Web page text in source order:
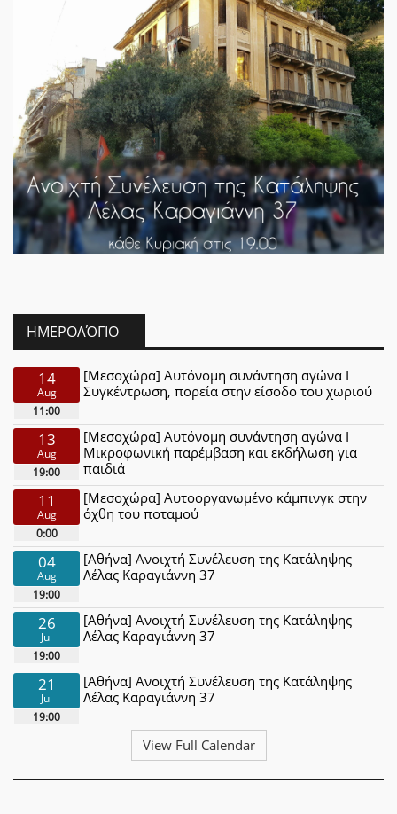
ΗΜΕΡΟΛΌΓΙΟ
14
Aug
11:00
[Μεσοχώρα] Αυτόνομη συνάντηση αγώνα Ι
Συγκέντρωση, πορεία στην είσοδο του χωριού
13
Aug
19:00
[Μεσοχώρα] Αυτόνομη συνάντηση αγώνα Ι
Μικροφωνική παρέμβαση και εκδήλωση για
παιδιά
11
Aug
0:00
[Μεσοχώρα] Αυτοοργανωμένο κάμπινγκ στην
όχθη του ποταμού
04
Aug
19:00
[Αθήνα] Ανοιχτή Συνέλευση της Κατάληψης
Λέλας Καραγιάννη 37
26
Jul
19:00
[Αθήνα] Ανοιχτή Συνέλευση της Κατάληψης
Λέλας Καραγιάννη 37
21
Jul
19:00
[Αθήνα] Ανοιχτή Συνέλευση της Κατάληψης
Λέλας Καραγιάννη 37
View Full Calendar